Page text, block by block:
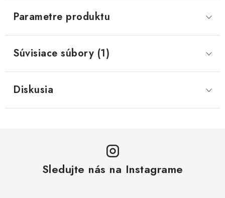
Parametre produktu
Súvisiace súbory (1)
Diskusia
Sledujte nás na Instagrame